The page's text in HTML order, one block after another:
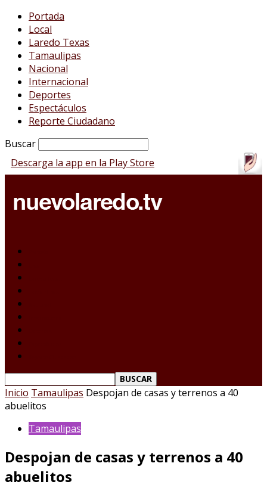
Portada
Local
Laredo Texas
Tamaulipas
Nacional
Internacional
Deportes
Espectáculos
Reporte Ciudadano
Buscar
Descarga la app en la Play Store
Inicio Tamaulipas Despojan de casas y terrenos a 40
abuelitos
Tamaulipas
Despojan de casas y terrenos a 40
abuelitos